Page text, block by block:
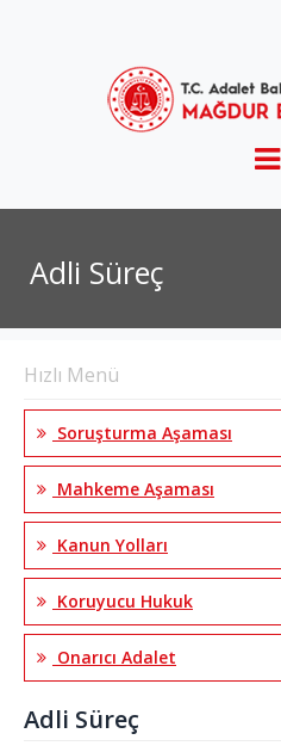
Adli Süreç
Hızlı Menü
Soruşturma Aşaması
Mahkeme Aşaması
Kanun Yolları
Koruyucu Hukuk
Onarıcı Adalet
Adli Süreç